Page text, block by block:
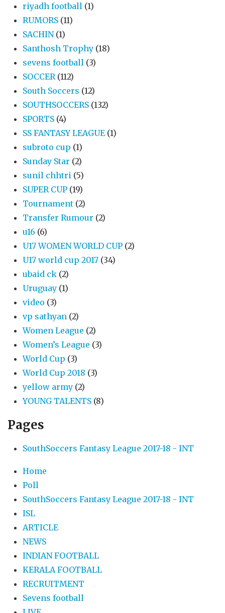
riyadh football (1)
RUMORS (11)
SACHIN (1)
Santhosh Trophy (18)
sevens football (3)
SOCCER (112)
South Soccers (12)
SOUTHSOCCERS (132)
SPORTS (4)
SS FANTASY LEAGUE (1)
subroto cup (1)
Sunday Star (2)
sunil chhtri (5)
SUPER CUP (19)
Tournament (2)
Transfer Rumour (2)
u16 (6)
U17 WOMEN WORLD CUP (2)
U17 world cup 2017 (34)
ubaid ck (2)
Uruguay (1)
video (3)
vp sathyan (2)
Women League (2)
Women’s League (3)
World Cup (3)
World Cup 2018 (3)
yellow army (2)
YOUNG TALENTS (8)
Pages
SouthSoccers Fantasy League 2017-18 - INT
Home
Poll
SouthSoccers Fantasy League 2017-18 - INT
ISL
ARTICLE
NEWS
INDIAN FOOTBALL
KERALA FOOTBALL
RECRUITMENT
Sevens football